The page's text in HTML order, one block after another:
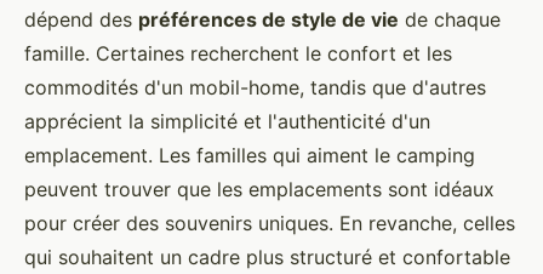
dépend des préférences de style de vie de chaque
famille. Certaines recherchent le confort et les
commodités d'un mobil-home, tandis que d'autres
apprécient la simplicité et l'authenticité d'un
emplacement. Les familles qui aiment le camping
peuvent trouver que les emplacements sont idéaux
pour créer des souvenirs uniques. En revanche, celles
qui souhaitent un cadre plus structuré et confortable